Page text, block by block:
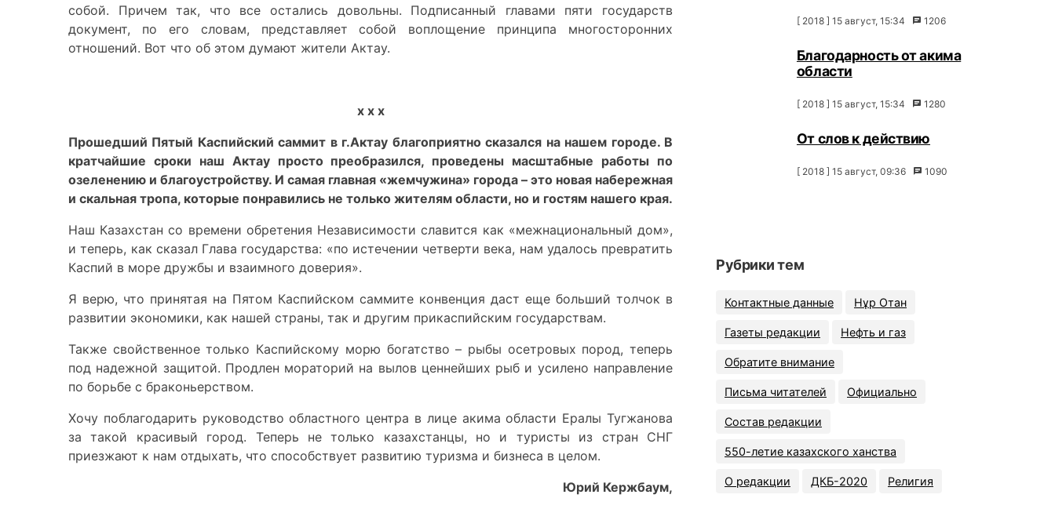
собой. Причем так, что все остались довольны. Подписанный главами пяти государств
документ, по его словам, представляет собой воплощение принципа многосторонних
отношений. Вот что об этом думают жители Актау.
х х х
Прошедший Пятый Каспийский саммит в г.Актау благоприятно сказался на нашем городе. В
кратчайшие сроки наш Актау просто преобразился, проведены масштабные работы по
озеленению и благоустройству. И самая главная «жемчужина» города – это новая набережная
и скальная тропа, которые понравились не только жителям области, но и гостям нашего края.
Наш Казахстан со времени обретения Независимости славится как «межнациональный дом»,
и теперь, как сказал Глава государства: «по истечении четверти века, нам удалось превратить
Каспий в море дружбы и взаимного доверия».
Я верю, что принятая на Пятом Каспийском саммите конвенция даст еще больший толчок в
развитии экономики, как нашей страны, так и другим прикаспийским государствам.
Также свойственное только Каспийскому морю богатство – рыбы осетровых пород, теперь
под надежной защитой. Продлен мораторий на вылов ценнейших рыб и усилено направление
по борьбе с браконьерством.
Хочу поблагодарить руководство областного центра в лице акима области Ералы Тугжанова
за такой красивый город. Теперь не только казахстанцы, но и туристы из стран СНГ
приезжают к нам отдыхать, что способствует развитию туризма и бизнеса в целом.
Юрий Кержбаум,
[ 2018 ] 15 август, 15:34 1206
Благодарность от акима
области
[ 2018 ] 15 август, 15:34 1280
От слов к действию
[ 2018 ] 15 август, 09:36 1090
Рубрики тем
Контактные данные Нұр Отан
Газеты редакции Нефть и газ
Обратите внимание
Письма читателей Официально
Состав редакции
550-летие казахского ханства
О редакции ДКБ-2020 Религия